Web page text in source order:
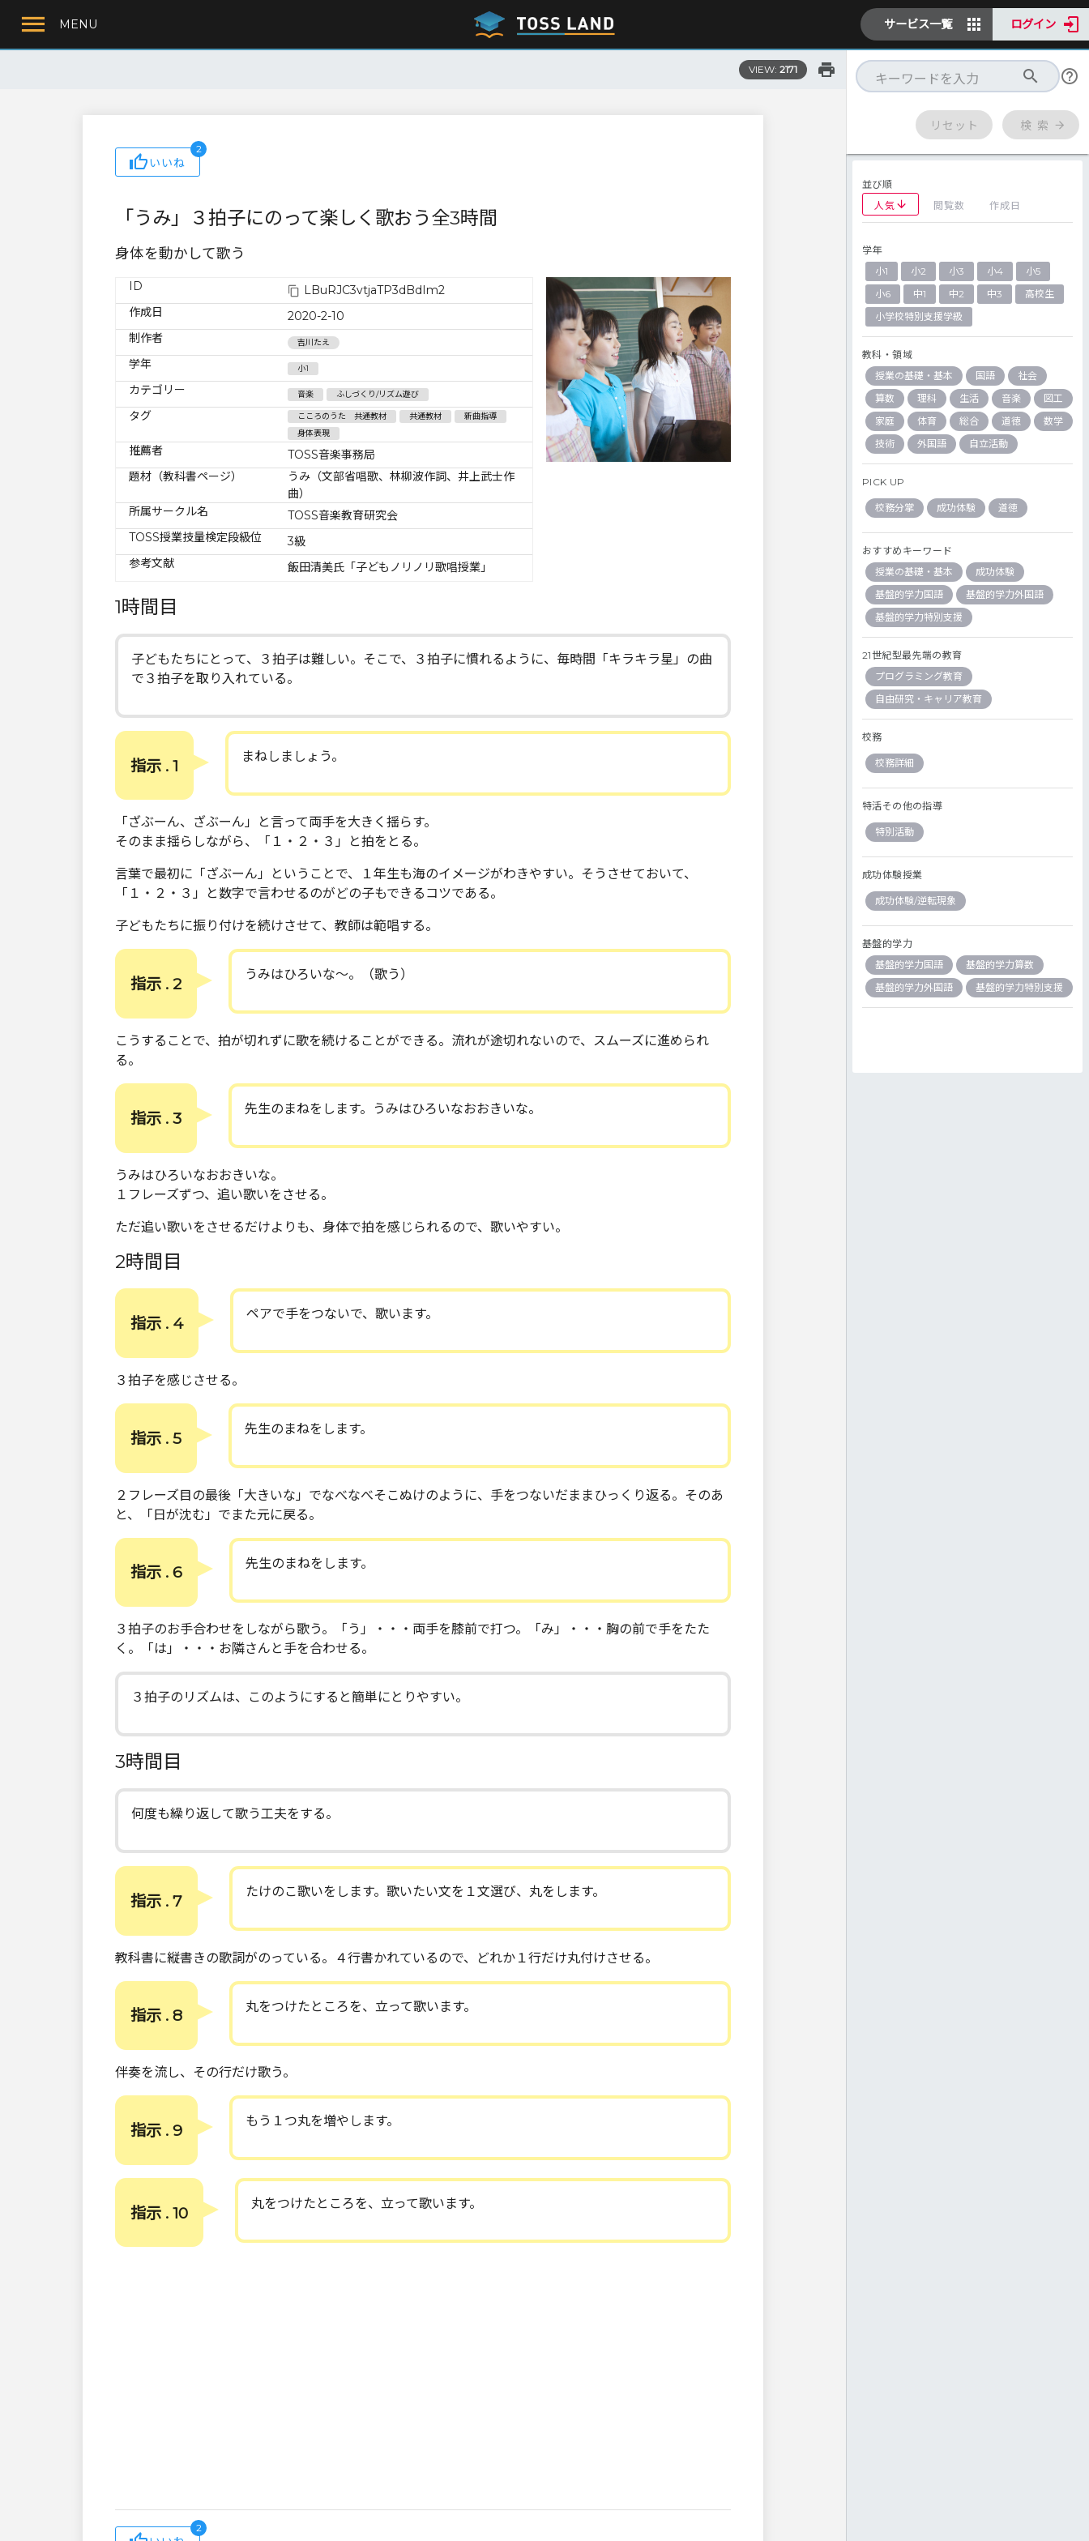
MENU サービス一覧 ログイン
VIEW: 2171
いいね
2
「うみ」３拍子にのって楽しく歌おう全3時間
身体を動かして歌う
ID
LBuRJC3vtjaTP3dBdIm2
作成日
2020-2-10
制作者
吉川たえ
学年 小1
カテゴリー 音楽 ふしづくり/リズム遊び
タグ こころのうた 共通教材 共通教材
新曲指導
身体表現
推薦者
TOSS音楽事務局
題材（教科書ページ）
うみ（文部省唱歌、林柳波作詞、井上武士作
曲）
所属サークル名
TOSS音楽教育研究会
TOSS授業技量検定段級位
3級
参考文献
飯田清美氏「子どもノリノリ歌唱授業」
1時間目
子どもたちにとって、３拍子は難しい。そこで、３拍子に慣れるように、毎時間「キラキラ星」の曲
で３拍子を取り入れている。
指示 . 1 まねしましょう。
「ざぶーん、ざぶーん」と言って両手を大きく揺らす。
そのまま揺らしながら、「１・２・３」と拍をとる。
言葉で最初に「ざぶーん」ということで、１年生も海のイメージがわきやすい。そうさせておいて、
「１・２・３」と数字で言わせるのがどの子もできるコツである。
子どもたちに振り付けを続けさせて、教師は範唱する。
指示 . 2 うみはひろいな～。（歌う）
こうすることで、拍が切れずに歌を続けることができる。流れが途切れないので、スムーズに進められ
る。
指示 . 3 先生のまねをします。うみはひろいなおおきいな。
うみはひろいなおおきいな。
１フレーズずつ、追い歌いをさせる。
ただ追い歌いをさせるだけよりも、身体で拍を感じられるので、歌いやすい。
2時間目
指示 . 4 ペアで手をつないで、歌います。
３拍子を感じさせる。
指示 . 5 先生のまねをします。
２フレーズ目の最後「大きいな」でなべなべそこぬけのように、手をつないだままひっくり返る。そのあ
と、「日が沈む」でまた元に戻る。
指示 . 6 先生のまねをします。
３拍子のお手合わせをしながら歌う。「う」・・・両手を膝前で打つ。「み」・・・胸の前で手をたた
く。「は」・・・お隣さんと手を合わせる。
３拍子のリズムは、このようにすると簡単にとりやすい。
3時間目
何度も繰り返して歌う工夫をする。
指示 . 7 たけのこ歌いをします。歌いたい文を１文選び、丸をします。
教科書に縦書きの歌詞がのっている。４行書かれているので、どれか１行だけ丸付けさせる。
指示 . 8 丸をつけたところを、立って歌います。
伴奏を流し、その行だけ歌う。
指示 . 9 もう１つ丸を増やします。
指示 . 10 丸をつけたところを、立って歌います。
2
リセット 検 索
並び順
人気
閲覧数 作成日
学年
小1
小2 小3 小4
小5
小6
中1 中2 中3
高校生
小学校特別支援学級
教科・領域
授業の基礎・基本
国語
社会
算数
理科 生活 音楽
図工
家庭
体育 総合 道徳
数学
技術
外国語 自立活動
PICK UP
校務分掌 成功体験 道徳
おすすめキーワード
授業の基礎・基本
成功体験
基盤的学力国語
基盤的学力外国語
基盤的学力特別支援
21世紀型最先端の教育
プログラミング教育
自由研究・キャリア教育
校務
校務詳細
特活その他の指導
特別活動
成功体験授業
成功体験/逆転現象
基盤的学力
基盤的学力国語
基盤的学力算数
基盤的学力外国語
基盤的学力特別支援